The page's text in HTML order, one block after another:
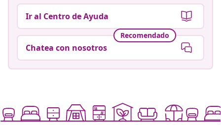
Ir al Centro de Ayuda
Recomendado
Chatea con nosotros